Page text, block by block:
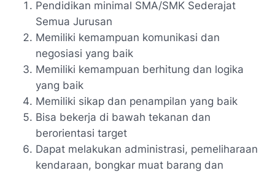
Pendidikan minimal SMA/SMK Sederajat
Semua Jurusan
Memiliki kemampuan komunikasi dan
negosiasi yang baik
Memiliki kemampuan berhitung dan logika
yang baik
Memiliki sikap dan penampilan yang baik
Bisa bekerja di bawah tekanan dan
berorientasi target
Dapat melakukan administrasi, pemeliharaan
kendaraan, bongkar muat barang dan